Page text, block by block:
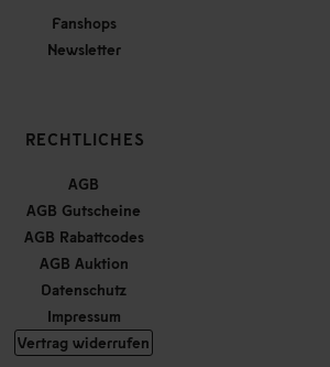
Fanshops
Newsletter
RECHTLICHES
AGB
AGB Gutscheine
AGB Rabattcodes
AGB Auktion
Datenschutz
Impressum
Vertrag widerrufen